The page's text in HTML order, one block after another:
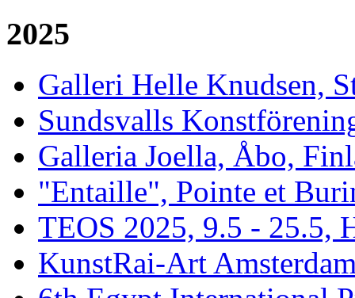
2025
Galleri Helle Knudsen,
Sundsvalls
Galleria Joella, Åbo,
"Entaille", Pointe et
TEOS 2025, 9.5 - 25.5,
KunstRai-Art